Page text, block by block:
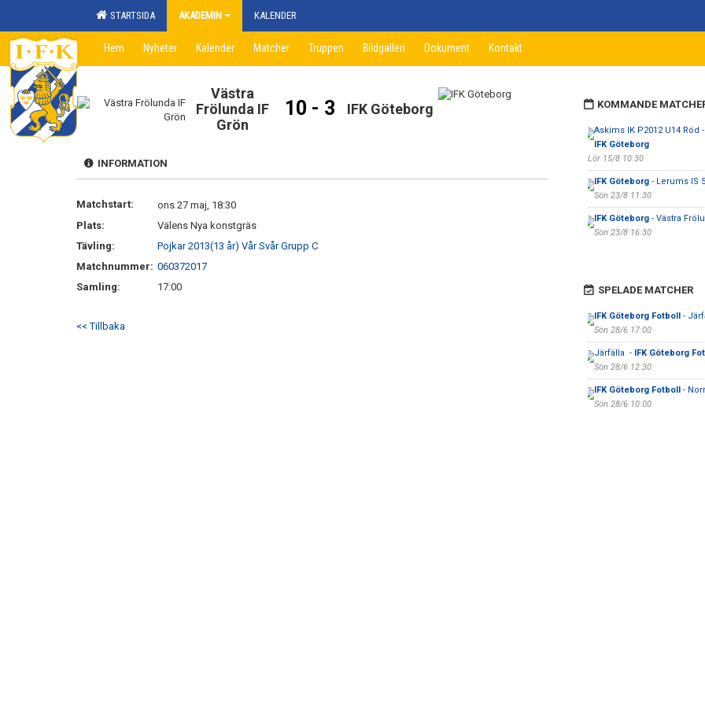
STARTSIDA AKADEMIN KALENDER
Hem Nyheter Kalender Matcher Truppen Bildgalleri Dokument Kontakt
Västra
Frölunda IF
Grön
10 - 3 IFK Göteborg
INFORMATION
Matchstart:
ons 27 maj, 18:30
Plats:
Välens Nya konstgräs
Tävling:
Pojkar 2013(13 år) Vår Svår Grupp C
Matchnummer: 060372017
Samling:
17:00
<< Tillbaka
KOMMANDE
Askims IK P2012 U14 Röd -
IFK Göteborg
Lör 15/8 10:30
IFK Göteborg- Lerums IS 5
Sön 23/8 11:30
IFK Göteborg- Västra
Sön 23/8 16:30
SPELADE MATCHER
IFK Göteborg Fotboll-
Sön 28/6 17:00
Järfälla - IFK Göteborg
Sön 28/6 12:30
IFK Göteborg Fotboll-
Sön 28/6 10:00